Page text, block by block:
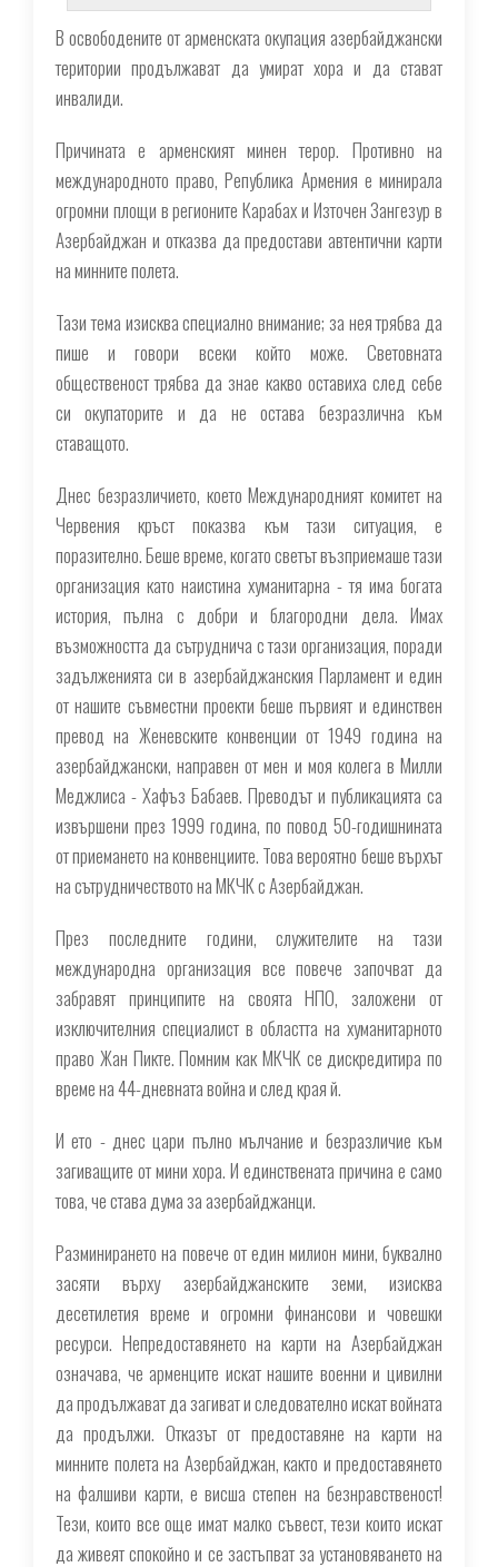
В освободените от арменската окупация азербайджански
територии продължават да умират хора и да стават
инвалиди.
Причината е арменският минен терор. Противно на
международното право, Република Армения е минирала
огромни площи в регионите Карабах и Източен Зангезур в
Азербайджан и отказва да предостави автентични карти
на минните полета.
Тази тема изисква специално внимание; за нея трябва да
пише и говори всеки който може. Световната
общественост трябва да знае какво оставиха след себе
си окупаторите и да не остава безразлична към
ставащото.
Днес безразличието, което Международният комитет на
Червения кръст показва към тази ситуация, е
поразително. Беше време, когато светът възприемаше тази
организация като наистина хуманитарна - тя има богата
история, пълна с добри и благородни дела. Имах
възможността да сътруднича с тази организация, поради
задълженията си в азербайджанския Парламент и един
от нашите съвместни проекти беше първият и единствен
превод на Женевските конвенции от 1949 година на
азербайджански, направен от мен и моя колега в Милли
Меджлиса - Хафъз Бабаев. Преводът и публикацията са
извършени през 1999 година, по повод 50-годишнината
от приемането на конвенциите. Това вероятно беше върхът
на сътрудничеството на МКЧК с Азербайджан.
През последните години, служителите на тази
международна организация все повече започват да
забравят принципите на своята НПО, заложени от
изключителния специалист в областта на хуманитарното
право Жан Пикте. Помним как МКЧК се дискредитира по
време на 44-дневната война и след края й.
И ето - днес цари пълно мълчание и безразличие към
загиващите от мини хора. И единствената причина е само
това, че става дума за азербайджанци.
Разминирането на повече от един милион мини, буквално
засяти върху азербайджанските земи, изисква
десетилетия време и огромни финансови и човешки
ресурси. Непредоставянето на карти на Азербайджан
означава, че арменците искат нашите военни и цивилни
да продължават да загиват и следователно искат войната
да продължи. Отказът от предоставяне на карти на
минните полета на Азербайджан, както и предоставянето
на фалшиви карти, е висша степен на безнравственост!
Тези, които все още имат малко съвест, тези които искат
да живеят спокойно и се застъпват за установяването на